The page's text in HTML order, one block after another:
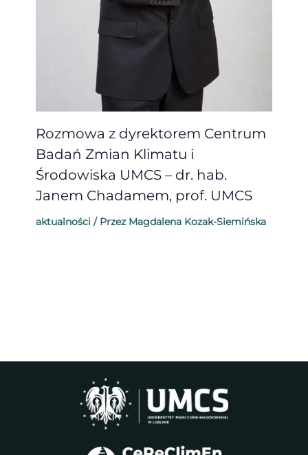
Rozmowa z dyrektorem Centrum
Badań Zmian Klimatu i
Środowiska UMCS – dr. hab.
Janem Chadamem, prof. UMCS
aktualności / Przez Magdalena Kozak-Siemińska